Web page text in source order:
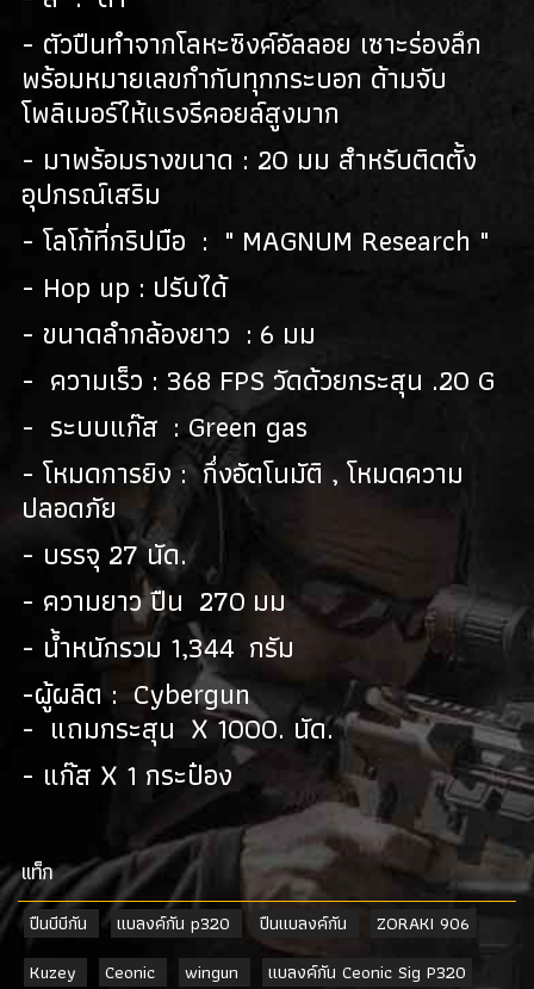
ปืนแบล๊งค์กัน BLANK GUN (276)
BLANK CARTRIDGE(10)
SCOPE/ GAS/อุปกรณ์เสริม
GAS/กระสุนบีบีกัน
SCOPE , RED DOT (38)
อุปกรณ์เสริม (33)
- ตัวปืนทำจากโลหะซิงค์อัลลอย เซาะร่องลึก
พร้อมหมายเลขกำกับทุกกระบอก ด้ามจับ
โพลิเมอร์ให้แรงรีคอยล์สูงมาก
- มาพร้อมรางขนาด : 20 มม สำหรับติดตั้ง
อุปกรณ์เสริม
- โลโก้ที่กริปมือ : " MAGNUM Research "
- Hop up : ปรับได้
- ขนาดลำกล้องยาว : 6 มม
- ความเร็ว : 368 FPS วัดด้วยกระสุน .20 G
- ระบบแก๊ส : Green gas
- โหมดการยิง : กึ่งอัตโนมัติ , โหมดความ
ปลอดภัย
- บรรจุ 27 นัด.
- ความยาว ปืน 270 มม
- น้ำหนักรวม 1,344 กรัม
-ผู้ผลิต : Cybergun
- แถมกระสุน X 1000. นัด.
- แก๊ส X 1 กระป๋อง
เเท็ก
ปืนบีบีกัน แบลงค์กัน p320 ปืนแบลงค์กัน
ZORAKI 906
Kuzey
Ceonic wingun แบลงค์กัน Ceonic Sig P320